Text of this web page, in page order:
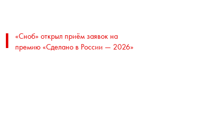
«Сноб» открыл приём заявок на
премию «Сделано в России — 2026»